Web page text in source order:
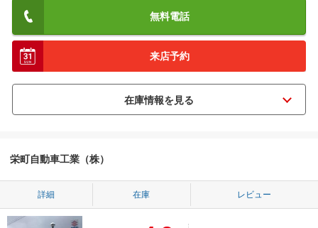
無料電話
来店予約
栄町自動車工業（株）
詳細 在庫 レビュー